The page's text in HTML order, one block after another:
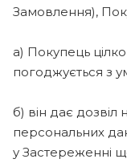
Замовлення),
а) Покупець
погоджується з
б) він дає
персональних
у Застереженні